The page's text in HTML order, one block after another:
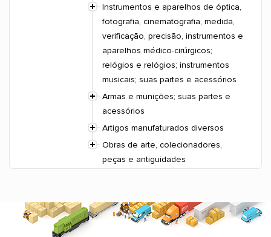
Instrumentos e aparelhos de óptica,
fotografia, cinematografia, medida,
verificação, precisão, instrumentos e
aparelhos médico-cirúrgicos;
relógios e relógios; instrumentos
musicais; suas partes e acessórios
Armas e munições; suas partes e
acessórios
Artigos manufaturados diversos
Obras de arte, colecionadores,
peças e antiguidades